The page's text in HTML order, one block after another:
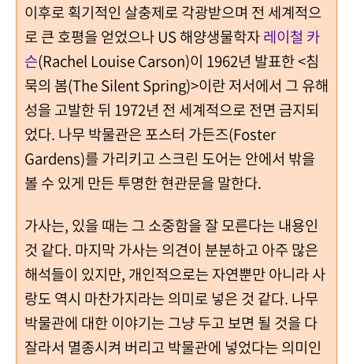
이후로 획기적인 살충제로 각광받으며 전 세계적으
로 큰 호평을 얻었으나 US 해양생물학자레이철 카
슨(Rachel Louise Carson)이 1962년 발표한 <침
묵의 봄(The Silent Spring)>이란 저서에서 그 유해
성을 고발한 뒤 1972년 전 세계적으로 전면 금지되
었다. 나무 박물관은 포스터 가든즈(Foster
Gardens)를 가리키고 스크린 도어는 안에서 밖을
볼 수 있게 만든 투명한 현관문을 말한다.
가사는, 있을 때는 그 소중함을 잘 모른다는 내용인
것 같다. 마지막 가사는 의견이 분분하고 아주 많은
해석들이 있지만, 개인적으로는 자연뿐만 아니라 사
랑도 역시 마찬가지라는 의미로 넣은 것 같다. 나무
박물관에 대한 이야기는 그냥 두고 보면 될 것을 다
잘라서 멸종시켜 버리고 박물관에 넣었다는 의미인